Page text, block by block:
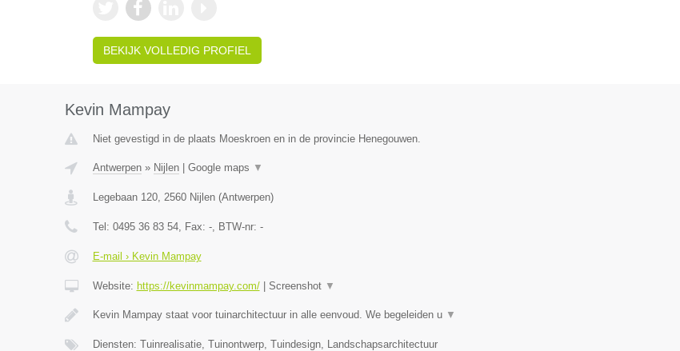
BEKIJK VOLLEDIG PROFIEL
Kevin Mampay
Niet gevestigd in de plaats Moeskroen en in de provincie Henegouwen.
Antwerpen» Nijlen| Google maps ▼
Legebaan 120, 2560 Nijlen(Antwerpen)
Tel: 0495 36 83 54, Fax: -, BTW-nr: -
E-mail › Kevin Mampay
Website: https://kevinmampay.com/| Screenshot ▼
Kevin Mampay staat voor tuinarchitectuur in alle eenvoud. We begeleiden u ▼
Diensten: Tuinrealisatie, Tuinontwerp, Tuindesign, Landschapsarchitectuur